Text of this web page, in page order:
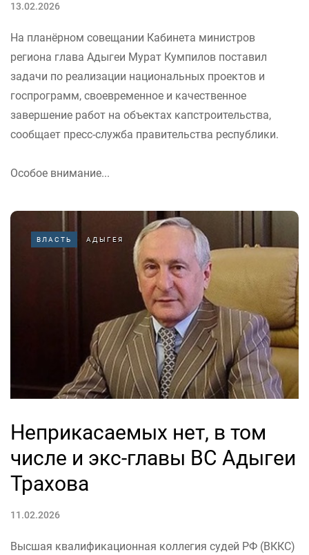
13.02.2026
На планёрном совещании Кабинета министров
региона глава Адыгеи Мурат Кумпилов поставил
задачи по реализации национальных проектов и
госпрограмм, своевременное и качественное
завершение работ на объектах капстроительства,
сообщает пресс-служба правительства республики.
Особое внимание...
ВЛАСТЬ АДЫГЕЯ
Неприкасаемых нет, в том
числе и экс-главы ВС Адыгеи
Трахова
11.02.2026
Высшая квалификационная коллегия судей РФ (ВККС)